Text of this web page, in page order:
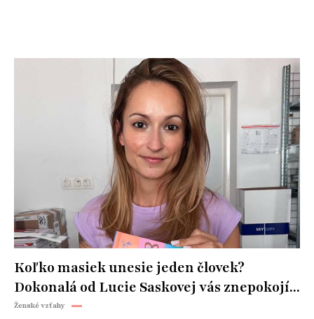
Koľko masiek unesie jeden človek?
Dokonalá od Lucie Saskovej vás znepokojí...
Ženské vzťahy